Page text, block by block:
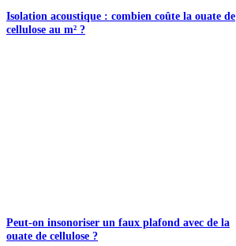
Isolation acoustique : combien coûte la ouate de
cellulose au m² ?
Peut-on insonoriser un faux plafond avec de la
ouate de cellulose ?